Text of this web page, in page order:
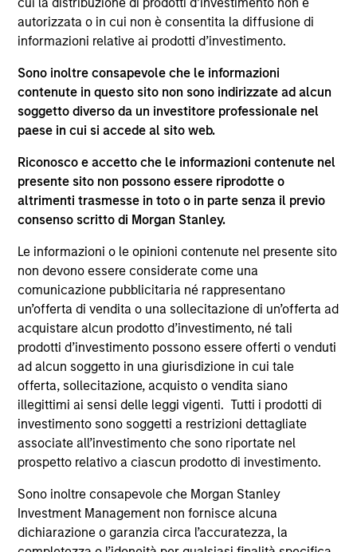
autorizzata o in cui non è consentita la diffusione di
informazioni relative ai prodotti d’investimento.
Sono inoltre consapevole che le informazioni
contenute in questo sito non sono indirizzate ad alcun
soggetto diverso da un investitore professionale nel
paese in cui si accede al sito web.
Riconosco e accetto che le informazioni contenute nel
presente sito non possono essere riprodotte o
altrimenti trasmesse in toto o in parte senza il previo
consenso scritto di Morgan Stanley.
Le informazioni o le opinioni contenute nel presente sito
non devono essere considerate come una
comunicazione pubblicitaria né rappresentano
un’offerta di vendita o una sollecitazione di un’offerta ad
acquistare alcun prodotto d’investimento, né tali
prodotti d’investimento possono essere offerti o venduti
ad alcun soggetto in una giurisdizione in cui tale
offerta, sollecitazione, acquisto o vendita siano
illegittimi ai sensi delle leggi vigenti. Tutti i prodotti di
investimento sono soggetti a restrizioni dettagliate
associate all’investimento che sono riportate nel
prospetto relativo a ciascun prodotto di investimento.
Sono inoltre consapevole che Morgan Stanley
Investment Management non fornisce alcuna
dichiarazione o garanzia circa l’accuratezza, la
documenti disponibili sul sito
https://www.morganstanley.com/im/msinvf/index.html
a titolo gratuito presso la Sede legale all’indirizzo
L-2633 Senningerberg, R.C.S. Lussemburgo B 29 192.
Le informazioni relative agli aspetti di sostenibilità del
Comparto e una sintesi dei diritti degli investitori sono
disponibili sul sito web sopra indicato.
Inoltre, gli investitori italiani sono invitati a prendere
visione del “Modulo completo di sottoscrizione” (Extended
Application Form), mentre la sezione “Informazioni
supplementari per Hong Kong” (“Additional Information for
Hong Kong Investors”) all’interno del Prospetto riguarda
in lingua tedesca del Prospetto Informativo, del
documento contenente informazioni chiave per gli
investitori (KID o KIID), dello statuto e delle relazioni
annuali e semestrali e ulteriori informazioni possono
essere ottenute dal rappresentante in Svizzera. Il
rappresentante in Svizzera è Carnegie Fund Services S.A.,
11, rue du Général-Dufour, 1204 Ginevra. L’agente pagatore
in Svizzera è Banque Cantonale de Genève, 17, quai de l’Ile,
1204 Ginevra.
Se la società di gestione del Comparto in questione decide
di cessare l’accordo di commercializzazione del Comparto
in un Paese del SEE in cui esso è registrato per la vendita,
lo farà nel rispetto delle norme OICVM.
rinvia alla pagina delGlossario.
Tutti i dati di performance sono calcolati in base al valore
del patrimonio netto (NAV), al netto delle spese, e non